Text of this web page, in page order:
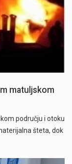
matuljskom
području i otoku
šteta, dok